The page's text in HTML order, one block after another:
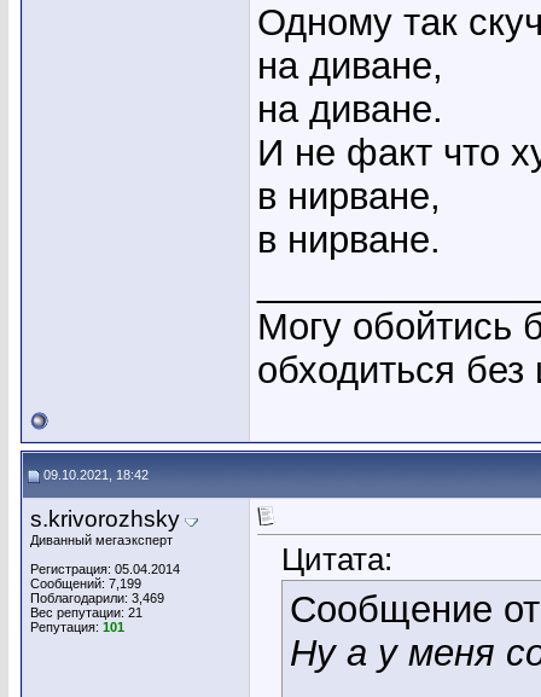
Одному так
на диване,
на диване.
И не факт что
в нирване,
в нирване.
Могу обойтись
обходиться
09.10.2021, 18:42
s.krivorozhsky
Диванный мегаэксперт
Регистрация: 05.04.2014
Сообщений: 7,199
Поблагодарили: 3,469
Вес репутации: 21
Репутация: 101
Цитата:
Сообщение
Ну а у меня